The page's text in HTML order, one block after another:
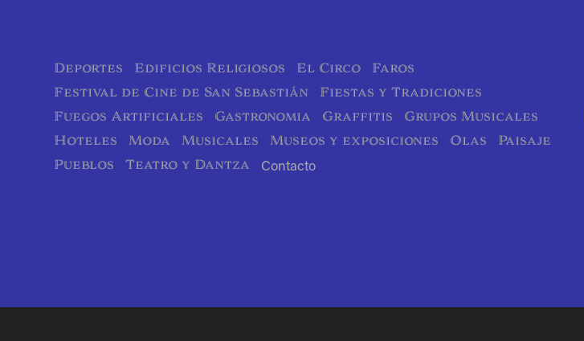
Deportes Edificios Religiosos El Circo
Faros
Festival de Cine de San Sebastián
Fiestas y Tradiciones
Fuegos Artificiales
Gastronomia Graffitis
Grupos Musicales
Hoteles
Moda Musicales Museos y exposiciones Olas
Paisaje
Pueblos
Teatro y Dantza Contacto